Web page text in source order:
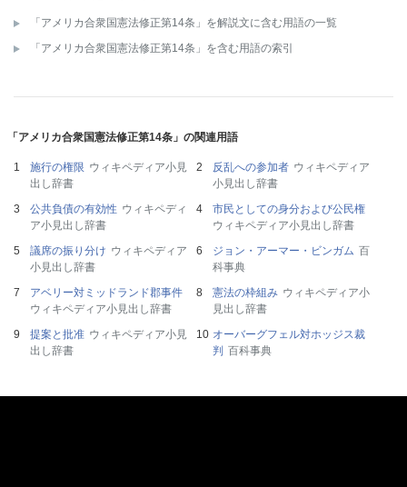
「アメリカ合衆国憲法修正第14条」を解説文に含む用語の一覧
「アメリカ合衆国憲法修正第14条」を含む用語の索引
「アメリカ合衆国憲法修正第14条」の関連用語
施行の権限 ウィキペディア小見
出し辞書
反乱への参加者 ウィキペディア
小見出し辞書
公共負債の有効性 ウィキペディ
ア小見出し辞書
市民としての身分および公民権
ウィキペディア小見出し辞書
議席の振り分け ウィキペディア
小見出し辞書
ジョン・アーマー・ビンガム 百
科事典
アベリー対ミッドランド郡事件
ウィキペディア小見出し辞書
憲法の枠組み ウィキペディア小
見出し辞書
提案と批准 ウィキペディア小見
出し辞書
オーバーグフェル対ホッジス裁
判 百科事典